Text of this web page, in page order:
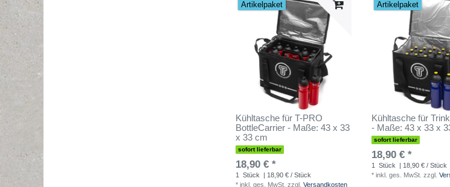
Artikelpaket
Kühltasche für T-PRO
BottleCarrier - Maße: 43 x 33
x 33 cm
sofort lieferbar
18,90 € *
1 Stück
| 18,90 € / Stück
* inkl. ges. MwSt. zzgl. Versandkosten
Artikelpaket
Kühltasche für
- Maße: 43 x 33 x
sofort lieferbar
18,90 € *
1 Stück
| 18,90 € / Stück
* inkl. ges. MwSt. zzgl.